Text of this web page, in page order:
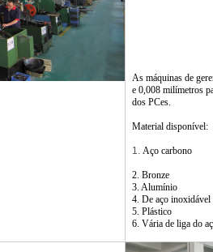
As máquinas de
e 0,008 milímetros
dos PCes.
Material disponível:
1. Aço carbono
2. Bronze
3. Alumínio
4. De aço inoxidável
5. Plástico
6. Vária de liga do